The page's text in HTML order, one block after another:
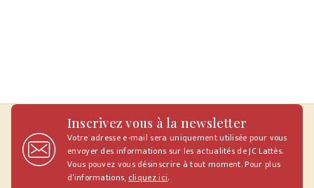
Inscrivez vous à la newsletter
Votre adresse e-mail sera uniquement utilisée pour vous
envoyer des informations sur les actualités de JC Lattès.
Vous pouvez vous désinscrire à tout moment. Pour plus
d’informations, cliquez ici.